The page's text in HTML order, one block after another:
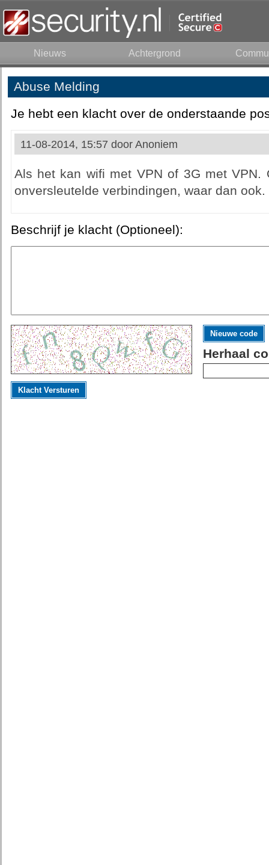
Nieuws Achtergrond
Abuse Melding
Je hebt een klacht over de onderstaande
11-08-2014, 15:57 door Anoniem
Als het kan wifi met VPN of 3G met VPN.
onversleutelde verbindingen, waar dan ook.
Beschrijf je klacht (Optioneel):
Nieuwe code
Herhaal
Klacht Versturen